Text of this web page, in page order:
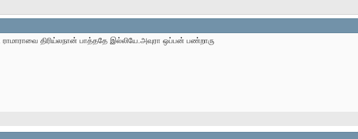
ராமாராவை திரிய்லநான் பாத்ததே இல்லியே.அவுரா ஒப்பன் பண்றாரு